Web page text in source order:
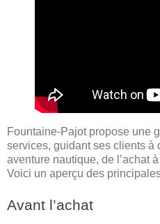
Fountaine-Pajot propose une
services, guidant ses clients à
aventure nautique, de l’achat
Voici un aperçu des
Avant l’achat